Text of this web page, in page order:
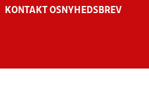
KONTAKT OS NYHEDSBREV